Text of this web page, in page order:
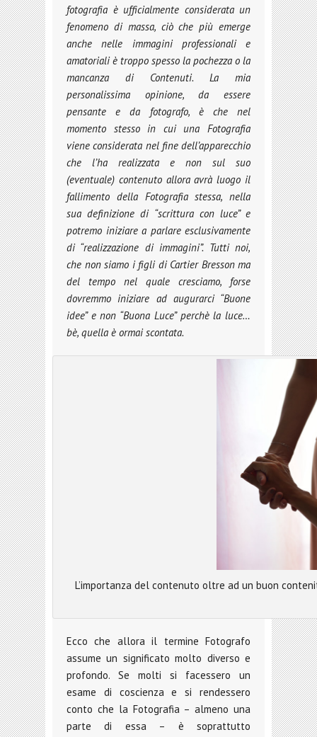
fotografia è ufficialmente considerata un
fenomeno di massa, ciò che più emerge
anche nelle immagini professionali e
amatoriali è troppo spesso la pochezza o la
mancanza di Contenuti. La mia
personalissima opinione, da essere
pensante e da fotografo, è che nel
momento stesso in cui una Fotografia
viene considerata nel fine dell’apparecchio
che l’ha realizzata e non sul suo
(eventuale) contenuto allora avrà luogo il
fallimento della Fotografia stessa, nella
sua definizione di “scrittura con luce” e
potremo iniziare a parlare esclusivamente
di “realizzazione di immagini”. Tutti noi,
che non siamo i figli di Cartier Bresson ma
del tempo nel quale cresciamo, forse
dovremmo iniziare ad augurarci “Buone
idee” e non “Buona Luce” perchè la luce…
bè, quella è ormai scontata.
L’importanza del contenuto oltre ad un buon
Ecco che allora il termine Fotografo
assume un significato molto diverso e
profondo. Se molti si facessero un
esame di coscienza e si rendessero
conto che la Fotografia – almeno una
parte di essa – è soprattutto